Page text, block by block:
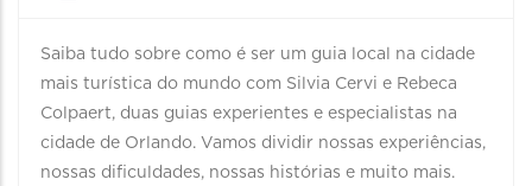
Saiba tudo sobre como é ser um guia local na cidade
mais turística do mundo com Silvia Cervi e Rebeca
Colpaert, duas guias experientes e especialistas na
cidade de Orlando. Vamos dividir nossas experiências,
nossas dificuldades, nossas histórias e muito mais.